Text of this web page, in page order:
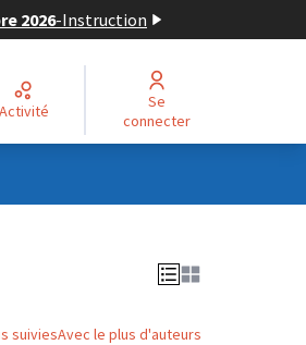
2026-Instruction
Activité
Se
connecter
suiviesAvec le plus d'auteurs